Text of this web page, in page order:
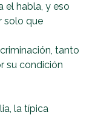
el habla, y eso
solo que
tanto
su condición
la típica